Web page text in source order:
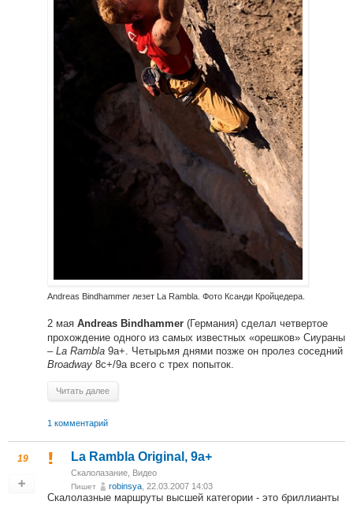
Andreas Bindhammer лезет La Rambla. Фото Ксанди Кройцедера.
2 мая Andreas Bindhammer (Германия) сделал четвертое
прохождение одного из самых известных «орешков» Сиураны
– La Rambla 9a+. Четырьмя днями позже он пролез соседний
Broadway 8c+/9a всего с трех попыток.
Читать далее
1 комментарий
19 La Rambla Original, 9a+
Скалолазание Видео
Пишет robinsya , 22.03.2007 14:03
Скалолазные маршруты высшей категории - это бриллианты